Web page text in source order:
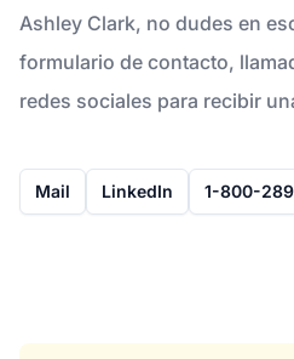
Ashley Clark, no dudes en
formulario de contacto,
redes sociales para recibir
Mail LinkedIn 1-800-